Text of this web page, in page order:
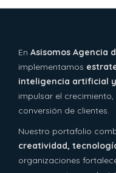
En Asisomos Agencia
implementamos
inteligencia artificial
impulsar el
conversión de clientes.
Nuestro portafolio
creatividad,
organizaciones